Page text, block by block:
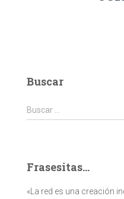
Buscar
Buscar:
Buscar …
Frasesitas...
«La red es una creación